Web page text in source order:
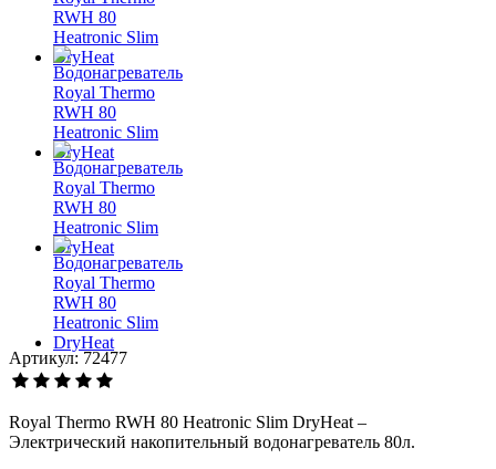
Артикул: 72477
Royal Thermo RWH 80 Heatronic Slim DryHeat –
Электрический накопительный водонагреватель 80л.